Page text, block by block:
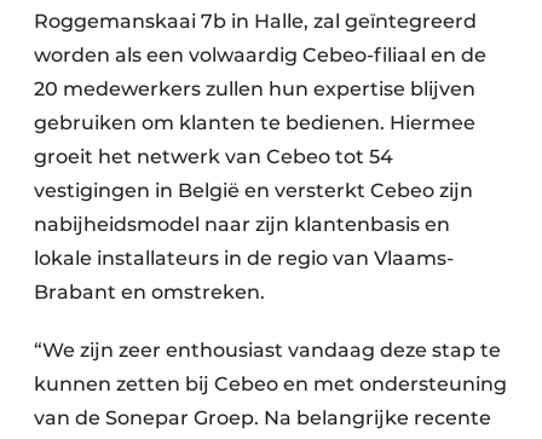
Roggemanskaai 7b in Halle, zal geïntegreerd
worden als een volwaardig Cebeo-filiaal en de
20 medewerkers zullen hun expertise blijven
gebruiken om klanten te bedienen. Hiermee
groeit het netwerk van Cebeo tot 54
vestigingen in België en versterkt Cebeo zijn
nabijheidsmodel naar zijn klantenbasis en
lokale installateurs in de regio van Vlaams-
Brabant en omstreken.
“We zijn zeer enthousiast vandaag deze stap te
kunnen zetten bij Cebeo en met ondersteuning
van de Sonepar Groep. Na belangrijke recente